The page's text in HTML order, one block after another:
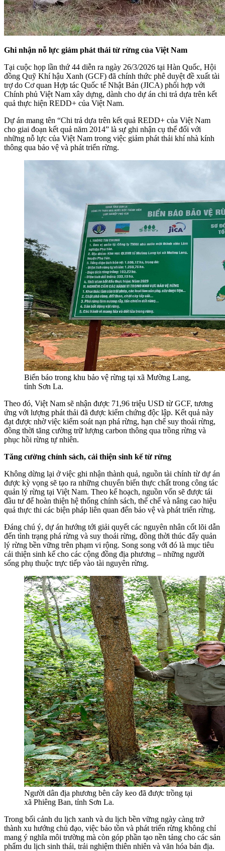
Ghi nhận nỗ lực giảm phát thải từ rừng của Việt Nam
Tại cuộc họp lần thứ 44 diễn ra ngày 26/3/2026 tại Hàn Quốc, Hội
đồng Quỹ Khí hậu Xanh (GCF) đã chính thức phê duyệt đề xuất tài
trợ do Cơ quan Hợp tác Quốc tế Nhật Bản (JICA) phối hợp với
Chính phủ Việt Nam xây dựng, dành cho dự án chi trả dựa trên kết
quả thực hiện REDD+ của Việt Nam.
Dự án mang tên “Chi trả dựa trên kết quả REDD+ của Việt Nam
cho giai đoạn kết quả năm 2014” là sự ghi nhận cụ thể đối với
những nỗ lực của Việt Nam trong việc giảm phát thải khí nhà kính
thông qua bảo vệ và phát triển rừng.
Biển báo trong khu bảo vệ rừng tại xã Mường Lang,
tỉnh Sơn La.
Theo đó, Việt Nam sẽ nhận được 71,96 triệu USD từ GCF, tương
ứng với lượng phát thải đã được kiểm chứng độc lập. Kết quả này
đạt được nhờ việc kiểm soát nạn phá rừng, hạn chế suy thoái rừng,
đồng thời tăng cường trữ lượng carbon thông qua trồng rừng và
phục hồi rừng tự nhiên.
Tăng cường chính sách, cải thiện sinh kế từ rừng
Không dừng lại ở việc ghi nhận thành quả, nguồn tài chính từ dự án
được kỳ vọng sẽ tạo ra những chuyển biến thực chất trong công tác
quản lý rừng tại Việt Nam. Theo kế hoạch, nguồn vốn sẽ được tái
đầu tư để hoàn thiện hệ thống chính sách, thể chế và nâng cao hiệu
quả thực thi các biện pháp liên quan đến bảo vệ và phát triển rừng.
Đáng chú ý, dự án hướng tới giải quyết các nguyên nhân cốt lõi dẫn
đến tình trạng phá rừng và suy thoái rừng, đồng thời thúc đẩy quản
lý rừng bền vững trên phạm vi rộng. Song song với đó là mục tiêu
cải thiện sinh kế cho các cộng đồng địa phương – những người
sống phụ thuộc trực tiếp vào tài nguyên rừng.
Người dân địa phương bên cây keo đã được trồng tại
xã Phiêng Ban, tỉnh Sơn La.
Trong bối cảnh du lịch xanh và du lịch bền vững ngày càng trở
thành xu hướng chủ đạo, việc bảo tồn và phát triển rừng không chỉ
mang ý nghĩa môi trường mà còn góp phần tạo nền tảng cho các sản
phẩm du lịch sinh thái, trải nghiệm thiên nhiên và văn hóa bản địa.